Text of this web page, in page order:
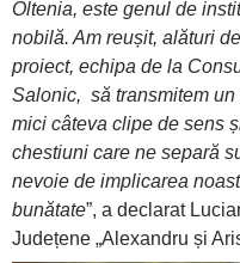
Oltenia, este genul de
nobilă. Am reușit, alături
proiect, echipa de la
Salonic, să transmitem
mici câteva clipe de sens
chestiuni care ne separă
nevoie de implicarea
bunătate”, a declarat
Județene „Alexandru și